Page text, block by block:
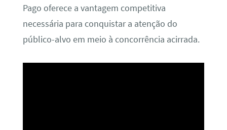
Pago oferece a vantagem competitiva
necessária para conquistar a atenção do
público-alvo em meio à concorrência acirrada.